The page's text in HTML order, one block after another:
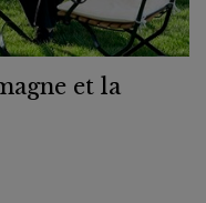
et la